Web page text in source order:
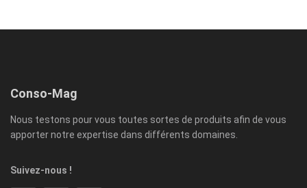
Conso-Mag
Nous testons pour vous toutes sortes de produits afin de vous
apporter notre expertise dans différents domaines.
Suivez-nous !